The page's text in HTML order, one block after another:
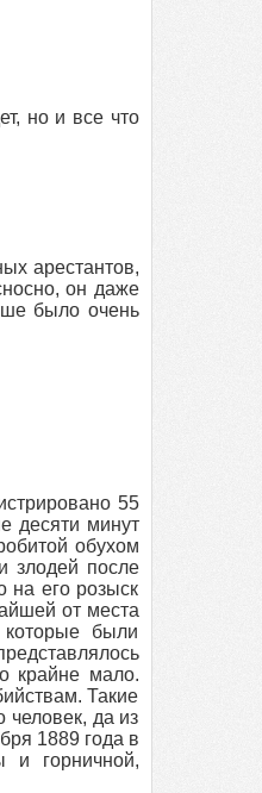
но и все что
арестантов,
он даже
было очень
55
десяти минут
обухом
злодей после
на его розыск
от места
которые были
крайне мало.
Такие
человек, да из
1889 года в
и горничной,